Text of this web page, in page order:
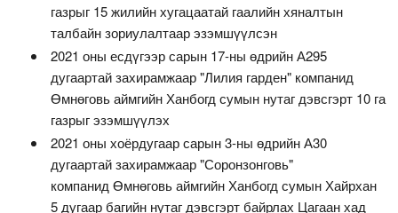
газрыг 15 жилийн хугацаатай гаалийн хяналтын
талбайн зориулалтаар эзэмшүүлсэн
2021 оны есдүгээр сарын 17-ны өдрийн А295
дугаартай захирамжаар "Лилия гарден" компанид
Өмнөговь аймгийн Ханбогд сумын нутаг дэвсгэрт 10 га
газрыг эзэмшүүлэх
2021 оны хоёрдугаар сарын 3-ны өдрийн А30
дугаартай захирамжаар "Соронзонговь"
компанид Өмнөговь аймгийн Ханбогд сумын Хайрхан
5 дугаар багийн нутаг дэвсгэрт байрлах Цагаан хад